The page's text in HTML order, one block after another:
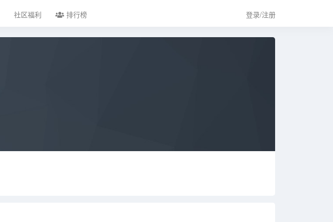
社区福利 排行榜 登录/注册